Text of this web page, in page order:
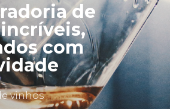
de
com
vinhos